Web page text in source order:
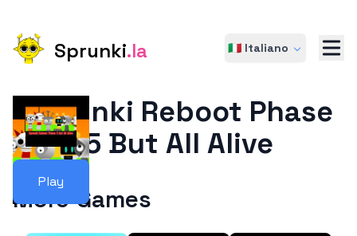
Sprunki.la 🇮🇹 Italiano
Play
Sprunki Reboot Phase
5 But All Alive
More Games